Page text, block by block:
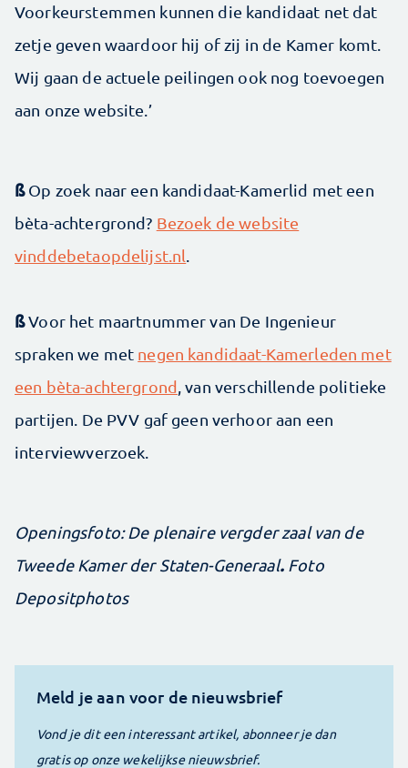
Voorkeurstemmen kunnen die kandidaat net dat
zetje geven waardoor hij of zij in de Kamer komt.
Wij gaan de actuele peilingen ook nog toevoegen
aan onze website.’
ßOp zoek naar een kandidaat-Kamerlid met een
bèta-achtergrond? Bezoek de website
vinddebetaopdelijst.nl
ßVoor het maartnummer van De Ingenieur
spraken we met negen kandidaat-Kamerleden met
een bèta-achtergrond , van verschillende politieke
partijen. De PVV gaf geen verhoor aan een
interviewverzoek.
Openingsfoto: De plenaire vergder zaal van de
Tweede Kamer der Staten-Generaal. Foto
Depositphotos
Meld je aan voor de nieuwsbrief
Vond je dit een interessant artikel, abonneer je dan
gratis op onze wekelijkse nieuwsbrief.